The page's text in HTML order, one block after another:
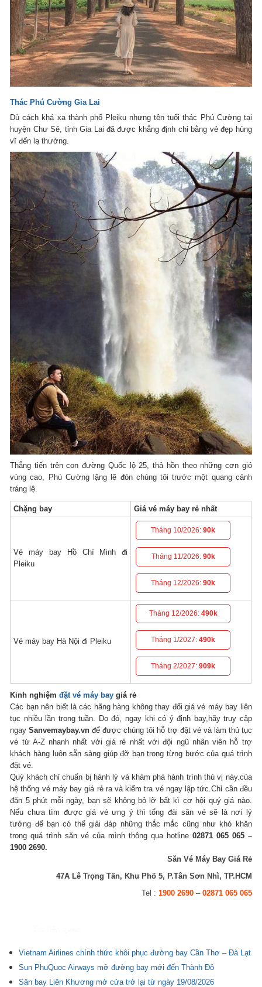
Thác Phú Cường Gia Lai
Dù cách khá xa thành phố Pleiku nhưng tên tuổi thác Phú Cường tại
huyện Chư Sê, tỉnh Gia Lai đã được khẳng định chỉ bằng vẻ đẹp hùng
vĩ đến lạ thường.
Thẳng tiến trên con đường Quốc lộ 25, thả hồn theo những cơn gió
vùng cao, Phú Cường lặng lẽ đón chúng tôi trước một quang cảnh
tráng lệ.
Chặng bay Giá vé máy bay rẻ nhất
Vé máy bay Hồ Chí Minh đi
Pleiku
Tháng 10/2026:90k
Tháng 11/2026: 90k
Tháng 12/2026:90k
Vé máy bay Hà Nội đi Pleiku
Tháng 12/2026: 490k
Tháng 1/2027:490k
Tháng 2/2027:909k
Kinh nghiệmđặt vé máy bay giá rẻ
Các bạn nên biết là các hãng hàng không thay đổi giá vé máy bay liên
tục nhiều lần trong tuần. Do đó, ngay khi có ý định bay,hãy truy cập
ngaySanvemaybay.vn để được chúng tôi hỗ trợ đặt vé và làm thủ tục
vé từ A-Z nhanh nhất với giá rẻ nhất với đội ngũ nhân viên hỗ trợ
khách hàng luôn sẵn sàng giúp đỡ bạn trong từng bước của quá trình
đặt vé.
Quý khách chỉ chuẩn bị hành lý và khám phá hành trình thú vị này.của
hệ thống vé máy bay giá rẻ ra và kiểm tra vé ngay lập tức.Chỉ cần đều
đặn 5 phút mỗi ngày, bạn sẽ không bỏ lỡ bất kì cơ hội quý giá nào.
Nếu chưa tìm được giá vé ưng ý thì tổng đài săn vé sẽ là nơi lý
tưởng để bạn có thể giải đáp những thắc mắc cũng như khó khăn
trong quá trình săn vé của mình thông qua hotline02871 065 065 –
1900 2690.
Săn Vé Máy Bay Giá Rẻ
47A Lê Trọng Tấn, Khu Phố 5, P.Tân Sơn Nhì, TP.HCM
Tel : 1900 2690– 02871 065 065
Vietnam Airlines chính thức khôi phục đường bay Cần Thơ – Đà Lạt
Sun PhuQuoc Airways mở đường bay mới đến Thành Đô
Sân bay Liên Khương mở cửa trở lại từ ngày 19/08/2026